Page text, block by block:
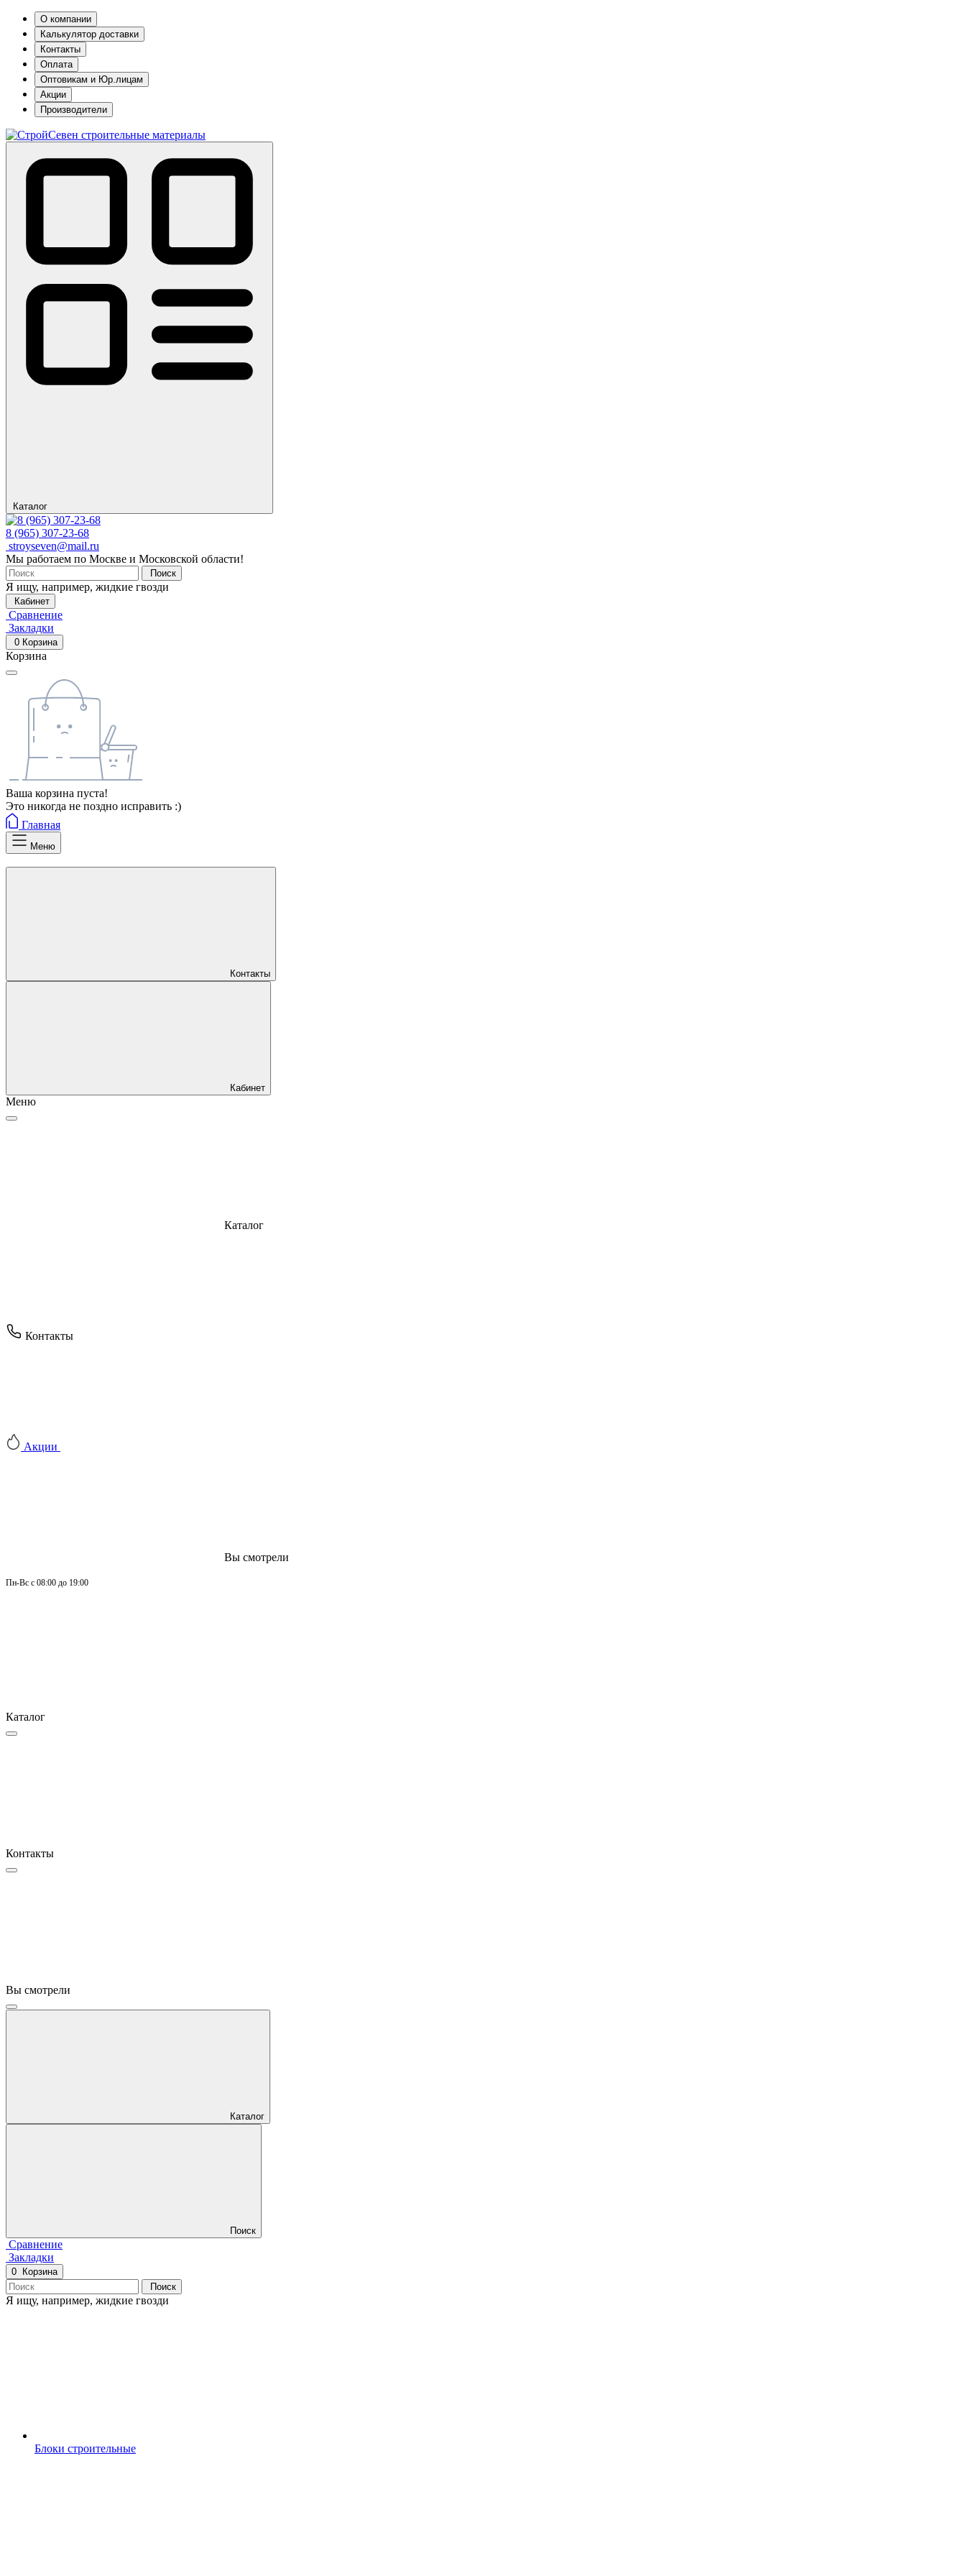
О компании
Калькулятор доставки
Контакты
Оплата
Оптовикам и Юр.лицам
Акции
Производители
Каталог
8 (965) 307-23-68
stroyseven@mail.ru
Мы работаем по Москве и Московской области!
Поиск
Я ищу, например, жидкие гвозди
Кабинет
Сравнение
Закладки
0 Корзина
Корзина
Ваша корзина пуста!
Это никогда не поздно исправить :)
Главная
Меню
Контакты
Кабинет
Меню
Каталог
Контакты
Акции
Вы смотрели
Пн-Вс с 08:00 до 19:00
Каталог
Контакты
Вы смотрели
Каталог
Поиск
Сравнение
Закладки
0
Корзина
Поиск
Я ищу, например, жидкие гвозди
Блоки строительные